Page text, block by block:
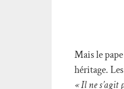
Mais le
héritage.
« Il ne s’agit